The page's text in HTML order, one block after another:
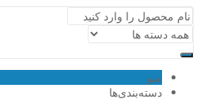
منو
دسته‌بندی‌ها